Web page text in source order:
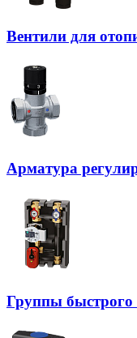
Вентили для
Арматура
Группы